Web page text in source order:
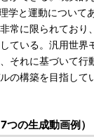
学と運動について
常に限られており
ている。汎用世界
それに基づいて行
の構築を目指して
の生成動画例）